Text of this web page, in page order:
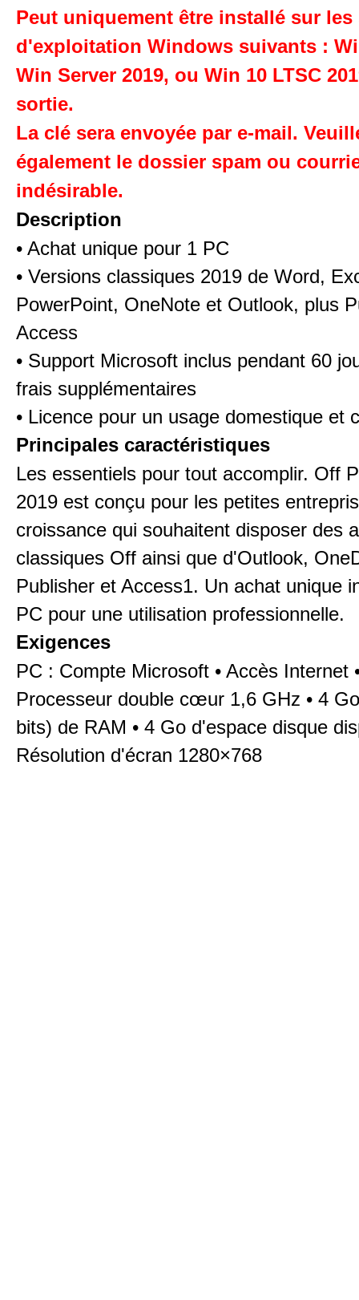
Peut uniquement être installé sur les
d'exploitation Windows suivants :
Win Server 2019, ou Win 10 LTSC
sortie.
La clé sera envoyée par e-mail.
également le dossier spam ou
indésirable.
Description
• Achat unique pour 1 PC
• Versions classiques 2019 de Word,
PowerPoint, OneNote et Outlook, plus
Access
• Support Microsoft inclus pendant 60
frais supplémentaires
• Licence pour un usage domestique et
Principales caractéristiques
Les essentiels pour tout accomplir. Off
2019 est conçu pour les petites
croissance qui souhaitent disposer des
classiques Off ainsi que d'Outlook,
Publisher et Access1. Un achat unique
PC pour une utilisation professionnelle.
Exigences
PC : Compte Microsoft • Accès Internet
Processeur double cœur 1,6 GHz • 4
bits) de RAM • 4 Go d'espace disque
Résolution d'écran 1280×768